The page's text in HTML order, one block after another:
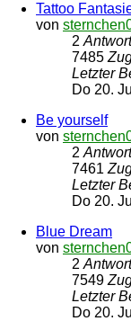
Tattoo
von
2
7485
Letzter
Do 20.
Be yourself
von
2
7461
Letzter
Do 20.
Blue Dream
von
2
7549
Letzter
Do 20.